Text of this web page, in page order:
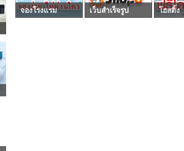
จองโรงแรม เว็บสำเร็จรูป โฮสติ้ง